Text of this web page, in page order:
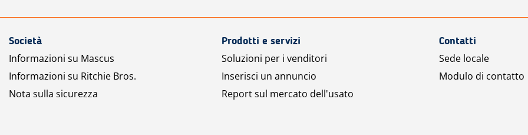
Società
Informazioni su Mascus
Informazioni su Ritchie Bros.
Nota sulla sicurezza
Prodotti e servizi
Soluzioni per i venditori
Inserisci un annuncio
Report sul mercato dell'usato
Contatti
Sede locale
Modulo di contatto